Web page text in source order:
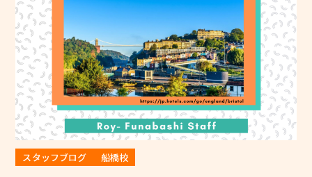
スタッフブログ 船橋校